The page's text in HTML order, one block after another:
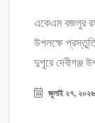
একেএম বজলুর
উপলক্ষে
দুপুরে দেবীগঞ্জ
জুলাই ২৭, ২০২৬